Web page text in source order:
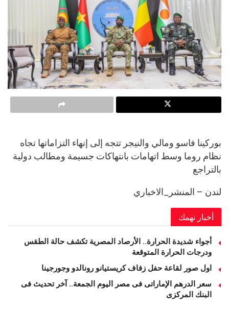
بوركينا فاسو ومالي والنيجر تتجه إلى إنهاء التزاماتها تجاه
نظام روما وسط اتهامات بانتهاكات جسيمة ومطالب دولية
بالتراجع
لندن – المنشر_الاخباري
أخبار تهمك
أجواء شديدة الحرارة.. الأرصاد المصرية تكشف حالة الطقس
ودرجات الحرارة المتوقعة
اول صور لقاعة حفل زفاف كريستيانو رونالدو وجورجينا
سعر الدرهم الإماراتى فى مصر اليوم الجمعة.. آخر تحديث فى
البنك المركزى